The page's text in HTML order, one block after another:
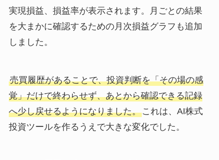
実現損益、損益率が表示されます。月ごとの結果
を大まかに確認するための月次損益グラフも追加
しました。
売買履歴があることで、投資判断を「その場の感
覚」だけで終わらせず、あとから確認できる記録
へ少し戻せるようになりました。これは、AI株式
投資ツールを作るうえで大きな変化でした。